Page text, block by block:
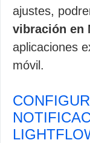
ajustes,
vibración en
aplicaciones
móvil.